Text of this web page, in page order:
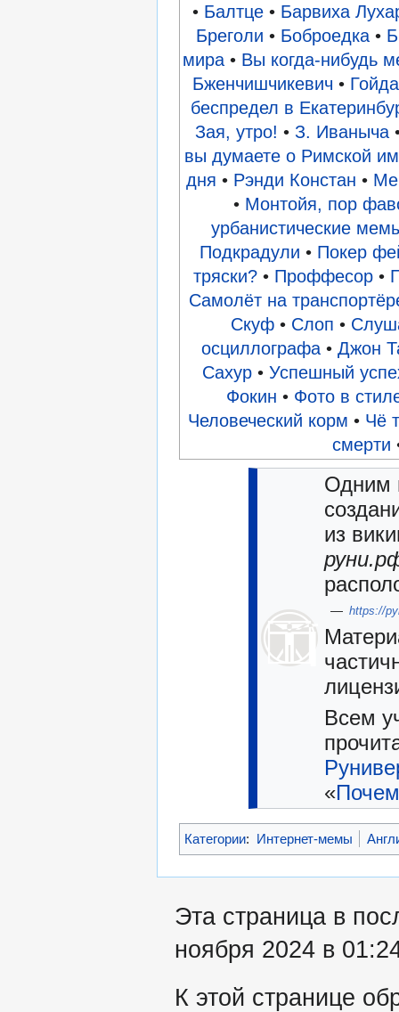
• Балтце • Барвиха
Бреголи • Боброедка •
мира • Вы когда-нибудь
Бженчишчикевич • Гойда
беспредел в
Зая, утро! • З. Иваныча
вы думаете о Римской
дня • Рэнди Констан •
• Монтойя, пор
урбанистические
Подкрадули • Покер
тряски? • Проффесор •
Самолёт на
Скуф • Слоп •
осциллографа •Джон
Сахур •Успешный
Фокин • Фото в
Человеческий корм • Чё
смерти
Одним
из
— https://
Всем
«
Категории: Интернет-мемы
Эта страница в
ноября 2024 в
К этой странице